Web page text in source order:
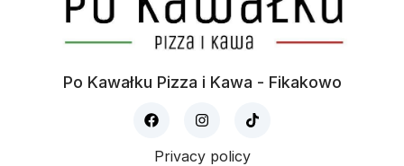
Po Kawałku Pizza i Kawa - Fikakowo
Privacy policy